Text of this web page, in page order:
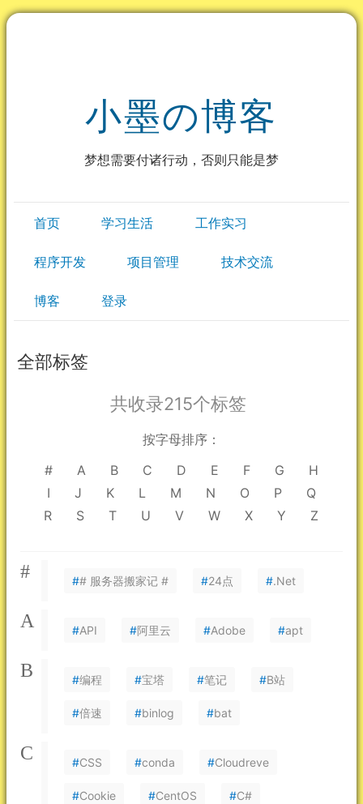
小墨の博客
梦想需要付诸行动，否则只能是梦
首页 学习生活 工作实习
程序开发 项目管理 技术交流
博客 登录
全部标签
共收录215个标签
按字母排序：
#
A B C D E F G
H
I
J K L M N O P
Q
R
S T U V W X Y Z
# ## 服务器搬家记 # #24点 #.Net
A #API #阿里云 #Adobe #apt
B #编程 #宝塔 #笔记 #B站
#倍速 #binlog #bat
C #CSS #conda #Cloudreve
#Cookie #CentOS #C#